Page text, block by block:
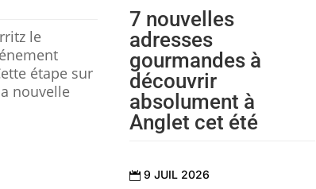
le
étape sur
nouvelle
7 nouvelles
adresses
gourmandes à
découvrir
absolument à
Anglet cet été
 9 JUIL 2026